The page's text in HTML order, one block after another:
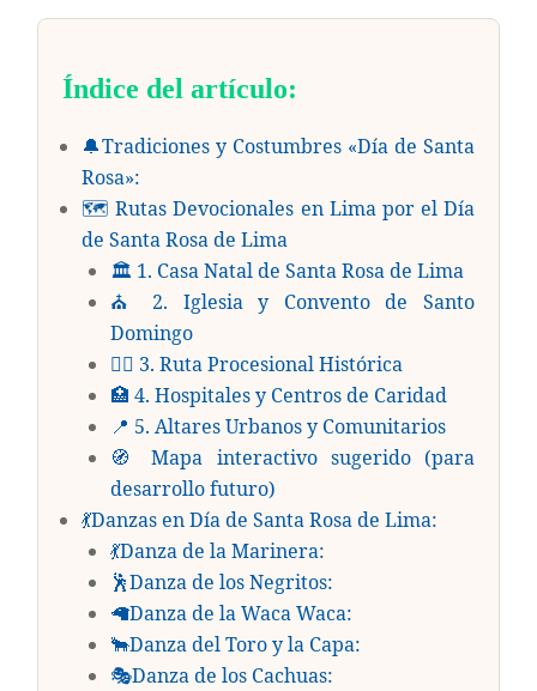
Índice del artículo:
🔔Tradiciones y Costumbres «Día de Santa
Rosa»:
🗺️ Rutas Devocionales en Lima por el Día
de Santa Rosa de Lima
🏛️ 1. Casa Natal de Santa Rosa de Lima
⛪ 2. Iglesia y Convento de Santo
Domingo
🚶‍♀️ 3. Ruta Procesional Histórica
🏥 4. Hospitales y Centros de Caridad
📍 5. Altares Urbanos y Comunitarios
🧭 Mapa interactivo sugerido (para
desarrollo futuro)
💃Danzas en Día de Santa Rosa de Lima:
💃Danza de la Marinera:
🕺Danza de los Negritos:
🦙Danza de la Waca Waca:
🐂Danza del Toro y la Capa:
🎭Danza de los Cachuas: